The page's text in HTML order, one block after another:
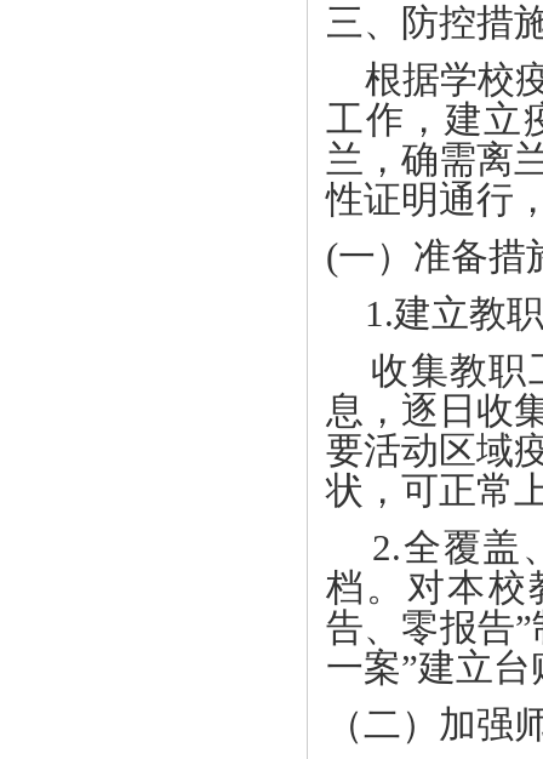
三、防控措
根据学校
工作，建立
兰，确需离
性证明通行
(一）准备措
1.建立教
收集教职
息，逐日收
要活动区域
状，可正常
2.全覆盖
档。对本校
告、零报告
一案”建立
（二）加强